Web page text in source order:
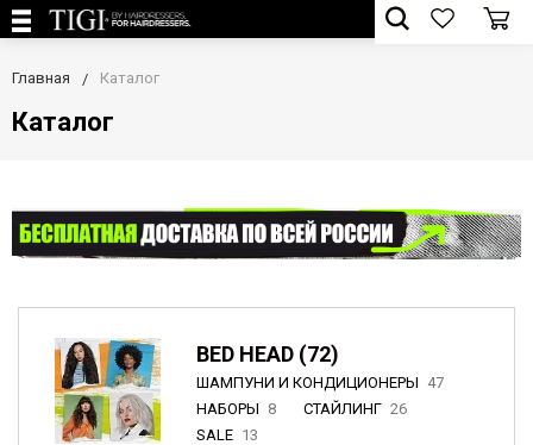
Главная Каталог
Каталог
BED HEAD (72)
ШАМПУНИ И КОНДИЦИОНЕРЫ 47
НАБОРЫ 8 СТАЙЛИНГ 26
SALE 13